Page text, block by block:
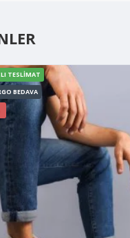
BEDAVA
TESLIMAT